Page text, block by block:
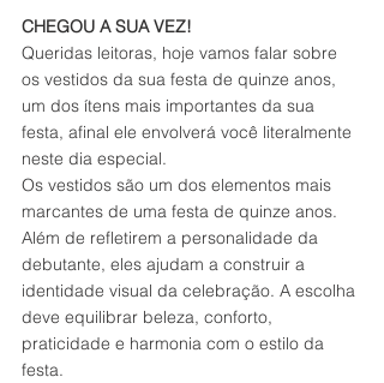
CHEGOU A SUA VEZ!
Queridas leitoras, hoje vamos falar sobre
os vestidos da sua festa de quinze anos,
um dos ítens mais importantes da sua
festa, afinal ele envolverá você literalmente
neste dia especial.
Os vestidos são um dos elementos mais
marcantes de uma festa de quinze anos.
Além de refletirem a personalidade da
debutante, eles ajudam a construir a
identidade visual da celebração. A escolha
deve equilibrar beleza, conforto,
praticidade e harmonia com o estilo da
festa.